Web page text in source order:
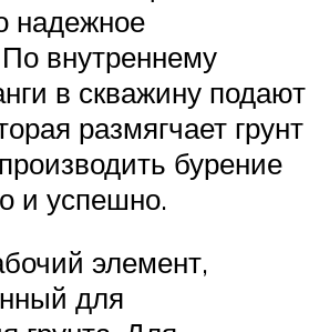
надежное
внутреннему
в скважину подают
размягчает грунт
бурение
и успешно.
элемент,
для